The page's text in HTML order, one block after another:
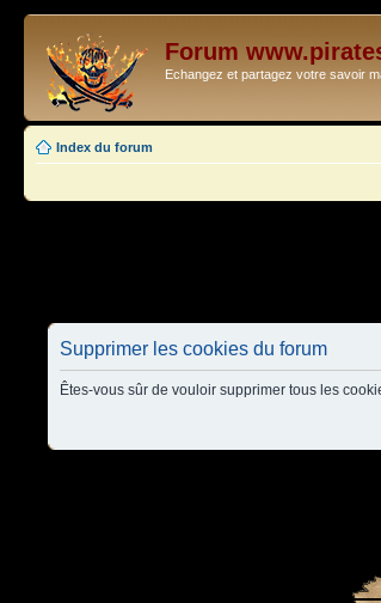
Forum
Echangez et partagez votre savoir
Index du forum
Supprimer les cookies du forum
Êtes-vous sûr de vouloir supprimer tous les